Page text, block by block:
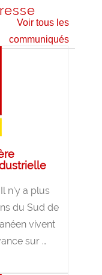
Voir tous les
communiqués
n’y a plus
du Sud de
vivent
sur …